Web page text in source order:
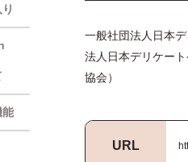
能
一般社団法人日本
法人日本デリケー
協会）
URL